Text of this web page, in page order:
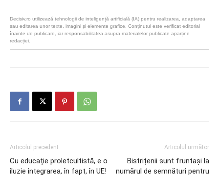
Decisiv.ro utilizează tehnologii de inteligență artificială (IA) pentru realizarea, adaptarea
sau editarea unor texte, imagini și elemente grafice. Conținutul este verificat editorial
înainte de publicare, iar responsabilitatea asupra materialelor publicate aparține
redacției.
Articolul precedent
Cu educație proletcultistă, e o
iluzie integrarea, în fapt, în UE!
Articolul următor
Bistrițenii sunt fruntași la
numărul de semnături pentru